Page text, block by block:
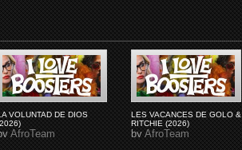
VOLUNTAD DE DIOS
AfroTeam
LES VACANCES DE GOLO &
RITCHIE (2026)
byAfroTeam